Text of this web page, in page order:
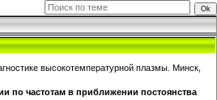
высокотемпературной плазмы. Минск,
по частотам в приближении постоянства